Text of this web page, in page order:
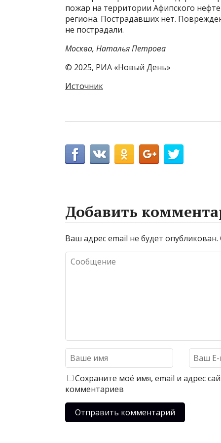
пожар на территории Афипского
региона. Пострадавших нет.
не пострадали.
Москва, Наталья Петрова
© 2025, РИА «Новый День»
Источник
Добавить
Ваш адрес email не будет опубликован.
Сохраните моё имя, email и адрес
комментариев